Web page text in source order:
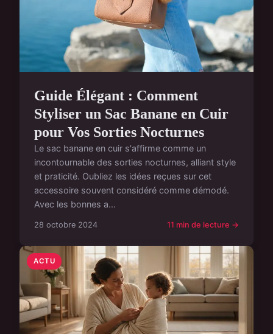
Guide Élégant : Comment
Styliser un Sac Banane en Cuir
pour Vos Sorties Nocturnes
Le sac banane en cuir s'affirme comme un
incontournable des sorties nocturnes, alliant style
et praticité. Oubliez les idées reçues sur cet
accessoire souvent considéré comme démodé.
Avec les bonnes a...
28 octobre 2024 11 min de lecture →
ACTU